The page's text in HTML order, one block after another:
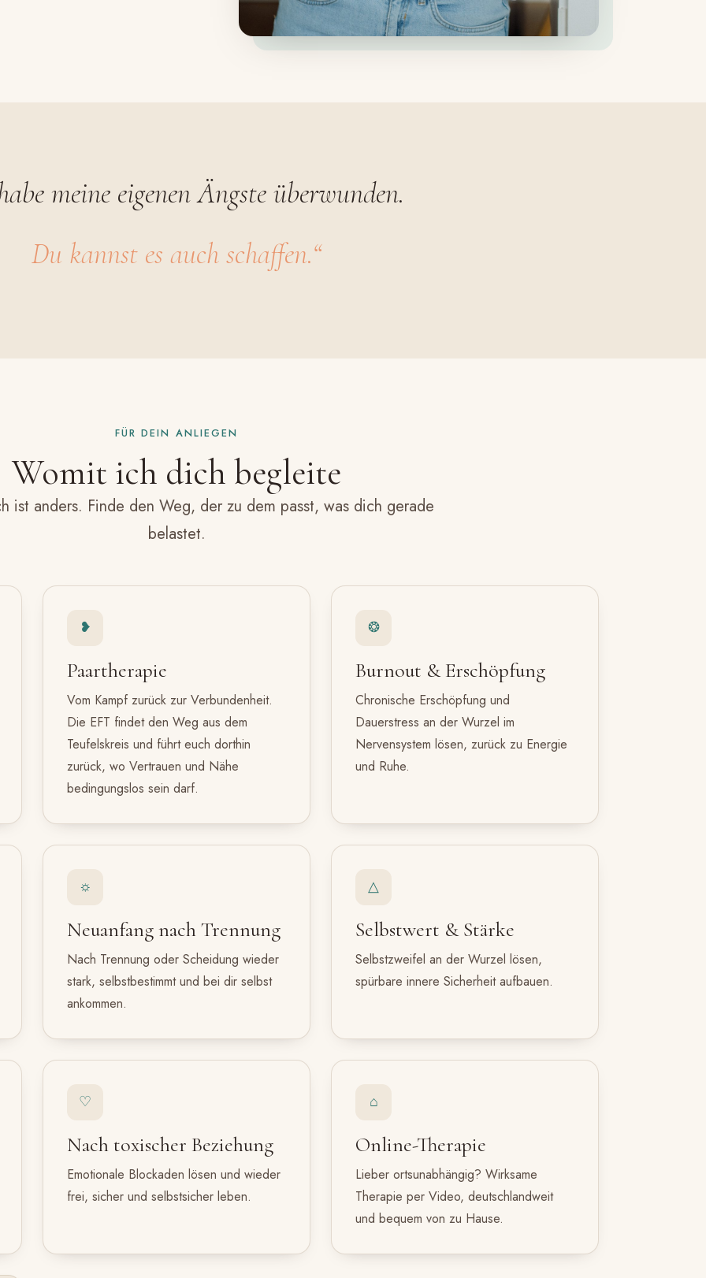
meine eigenen Ängste überwunden.
Du kannst es auch schaffen.“
FÜR DEIN ANLIEGEN
Womit ich dich begleite
ist anders. Finde den Weg, der zu dem passt, was dich gerade
belastet.
❥
Paartherapie
Vom Kampf zurück zur Verbundenheit.
Die EFT findet den Weg aus dem
Teufelskreis und führt euch dorthin
zurück, wo Vertrauen und Nähe
bedingungslos sein darf.
❂
Burnout & Erschöpfung
Chronische Erschöpfung und
Dauerstress an der Wurzel im
Nervensystem lösen, zurück zu Energie
und Ruhe.
☼
Neuanfang nach Trennung
Nach Trennung oder Scheidung wieder
stark, selbstbestimmt und bei dir selbst
ankommen.
△
Selbstwert & Stärke
Selbstzweifel an der Wurzel lösen,
spürbare innere Sicherheit aufbauen.
♡
Nach toxischer Beziehung
Emotionale Blockaden lösen und wieder
frei, sicher und selbstsicher leben.
⌂
Online-Therapie
Lieber ortsunabhängig? Wirksame
Therapie per Video, deutschlandweit
und bequem von zu Hause.